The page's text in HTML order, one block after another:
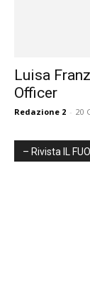
Luisa
Officer
Redazione 2 - 20
– Rivista IL